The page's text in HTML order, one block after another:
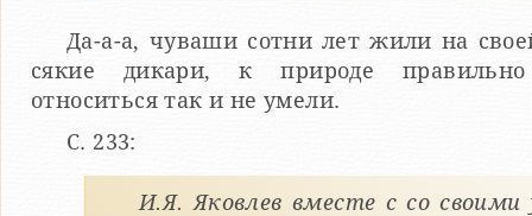
Да-а-а, чуваши сотни лет жили на
сякие дикари, к природе
относиться так и не умели.
С. 233:
И.Я. Яковлев вместе с со своими